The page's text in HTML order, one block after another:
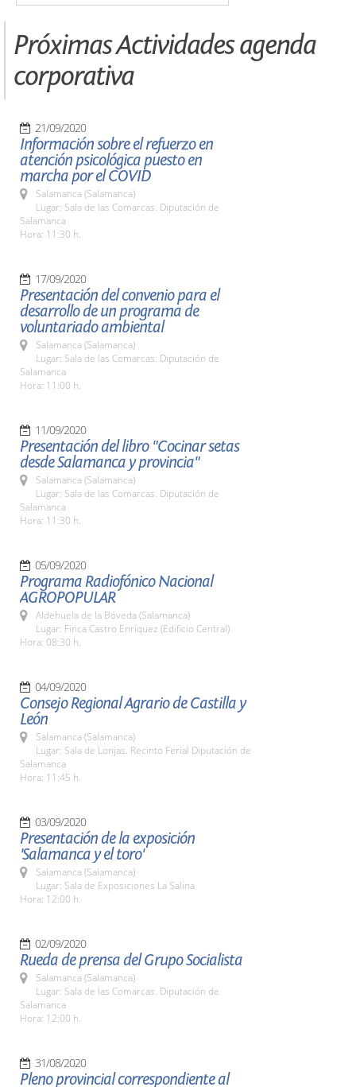
Próximas Actividades agenda
corporativa
21/09/2020
Información sobre el refuerzo en
atención psicológica puesto en
marcha por el COVID
Salamanca (Salamanca)
Lugar: Sala de las Comarcas. Diputación de
Salamanca
Hora: 11:30 h.
17/09/2020
Presentación del convenio para el
desarrollo de un programa de
voluntariado ambiental
Salamanca (Salamanca)
Lugar: Sala de las Comarcas. Diputación de
Salamanca
Hora: 11:00 h.
11/09/2020
Presentación del libro "Cocinar setas
desde Salamanca y provincia"
Salamanca (Salamanca)
Lugar: Sala de las Comarcas. Diputación de
Salamanca
Hora: 11:30 h.
05/09/2020
Programa Radiofónico Nacional
AGROPOPULAR
Aldehuela de la Bóveda (Salamanca)
Lugar: Finca Castro Enríquez (Edificio Central)
Hora: 08:30 h.
04/09/2020
Consejo Regional Agrario de Castilla y
León
Salamanca (Salamanca)
Lugar: Sala de Lonjas. Recinto Ferial Diputación de
Salamanca
Hora: 11:45 h.
03/09/2020
Presentación de la exposición
'Salamanca y el toro'
Salamanca (Salamanca)
Lugar: Sala de Exposiciones La Salina
Hora: 12:00 h.
02/09/2020
Rueda de prensa del Grupo Socialista
Salamanca (Salamanca)
Lugar: Sala de las Comarcas. Diputación de
Salamanca
Hora: 12:00 h.
31/08/2020
Pleno provincial correspondiente al